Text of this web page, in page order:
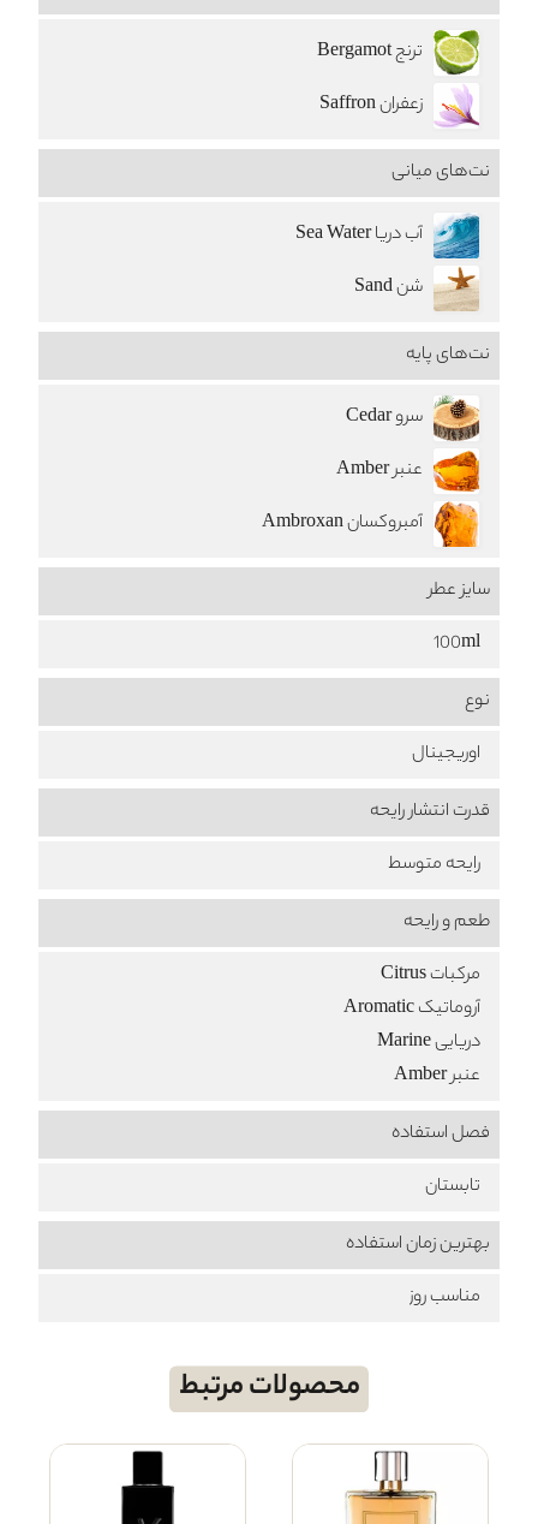
ترنج Bergamot
زعفران Saffron
نت‌های میانی
آب دریا Sea Water
شن Sand
نت‌های پایه
سرو Cedar
عنبر Amber
آمبروکسان Ambroxan
سایز عطر
100ml
نوع
اوریجینال
قدرت انتشار رایحه
رایحه متوسط
طعم‌ و رایحه
مرکبات Citrus
آروماتیک Aromatic
دریایی Marine
عنبر Amber
فصل استفاده
تابستان
بهترین زمان استفاده
مناسب روز
محصولات مرتبط